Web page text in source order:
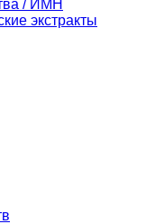
/ ИМН
экстракты